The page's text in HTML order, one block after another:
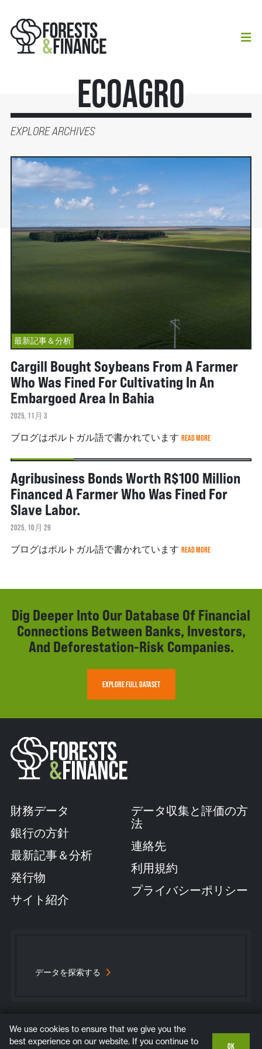
Ecoagro
EXPLORE ARCHIVES
最新記事＆分析
Cargill Bought Soybeans From A Farmer
Who Was Fined For Cultivating In An
Embargoed Area In Bahia
2025, 11月 3
ブログはポルトガル語で書かれています READ MORE
Agribusiness Bonds Worth R$100 Million
Financed A Farmer Who Was Fined For
Slave Labor.
2025, 10月 29
ブログはポルトガル語で書かれています READ MORE
Dig Deeper Into Our Database Of Financial
Connections Between Banks, Investors,
And Deforestation-Risk Companies.
EXPLORE FULL DATASET
財務データ
銀行の方針
最新記事＆分析
発行物
サイト紹介
データを探索する
データ収集と評価の方
法
連絡先
利用規約
プライバシーポリシー
Bluesky Instagram LinkedIn YouTube
We use cookies to ensure that we give you the
best experience on our website. If you continue to
OK